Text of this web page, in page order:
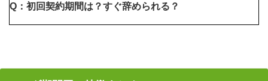
Q：初回契約期間は？すぐ辞められる？